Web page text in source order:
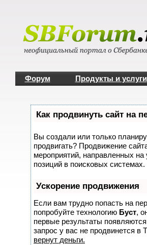
Форум Продукты и услуги
Как продвинуть сайт на
Вы создали или только
продвигать? Продвижение
мероприятий, направленных
позиций в поисковых системах.
Ускорение продвижения
Если вам трудно попасть на
попробуйте технологию Буст,
первые результаты
запрос у вас не продвинется в
вернут деньги.